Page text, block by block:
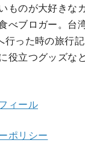
ものが大好きな
べブロガー。台
った時の旅行記
役立つグッズな
ィール
ポリシー